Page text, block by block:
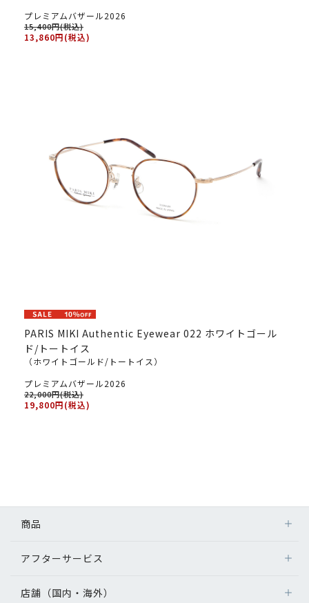
プレミアムバザール2026
15,400円(税込)
13,860円(税込)
PARIS MIKI Authentic Eyewear 022 ホワイトゴール
ド/トートイス
（ホワイトゴールド/トートイス）
プレミアムバザール2026
22,000円(税込)
19,800円(税込)
商品
アフターサービス
店舗（国内・海外）